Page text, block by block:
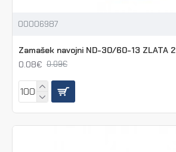
00006987
Zamašek navojni ND-30/60-13 ZLATA 2
0.08€ 0.09€